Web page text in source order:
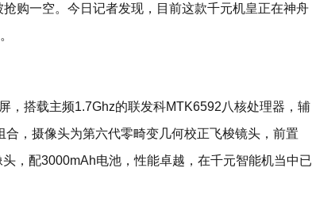
购一空。今日记者发现，目前这款千元机皇正在神舟
，搭载主频1.7Ghz的联发科MTK6592八核处理器，辅
合，摄像头为第六代零畸变几何校正飞梭镜头，前置
，配3000mAh电池，性能卓越，在千元智能机当中已